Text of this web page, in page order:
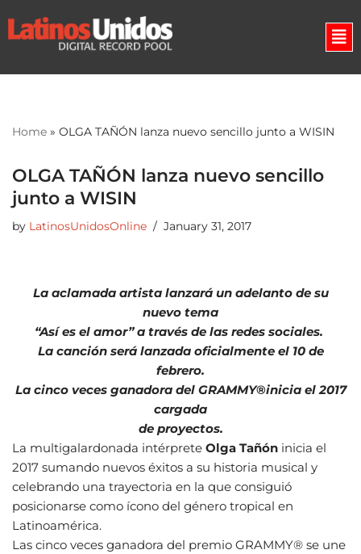
Skip
Home » OLGA TAÑÓN lanza nuevo sencillo junto a WISIN
OLGA TAÑÓN lanza nuevo sencillo
junto a WISIN
by LatinosUnidosOnline January 31, 2017
La aclamada artista lanzará un adelanto de su
nuevo tema
“Así es el amor” a través de las redes sociales.
La canción será lanzada oficialmente el 10 de
febrero.
La cinco veces ganadora del GRAMMY®inicia el 2017
cargada
de proyectos.
La multigalardonada intérprete Olga Tañón inicia el
2017 sumando nuevos éxitos a su historia musical y
celebrando una trayectoria en la que consiguió
posicionarse como ícono del género tropical en
Latinoamérica.
Las cinco veces ganadora del premio GRAMMY® se une